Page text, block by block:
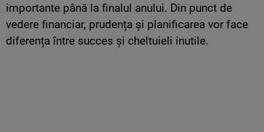
importante până la finalul anului. Din punct de
vedere financiar, prudența și planificarea vor face
diferența între succes și cheltuieli inutile.